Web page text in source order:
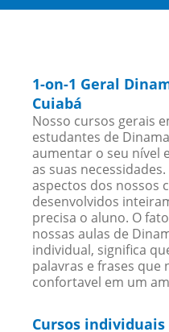
1-on-1 Geral
Cuiabá
Nosso cursos gerais
estudantes de
aumentar o seu nível
as suas
aspectos dos nossos
desenvolvidos
precisa o aluno. O
nossas aulas de
individual, significa
palavras e frases que
confortavel em um
Cursos